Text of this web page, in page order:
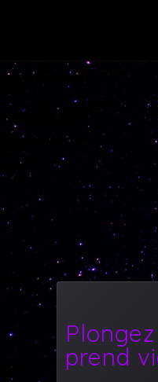
prend